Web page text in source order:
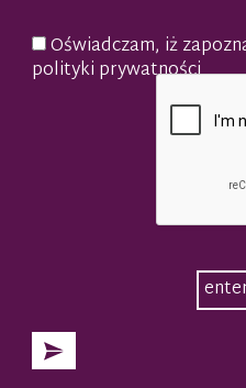
Oświadczam, iż
polityki prywatności